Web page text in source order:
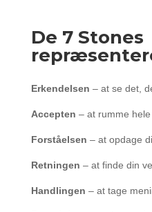
De 7 Stones
Erkendelsen – at se det,
Accepten – at rumme hele
Forståelsen – at opdage
Retningen – at finde din
Handlingen – at tage